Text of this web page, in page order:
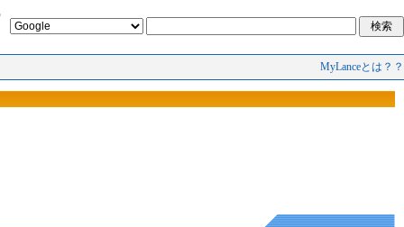
MyLanceとは？？